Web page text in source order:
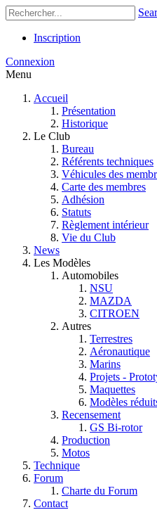
Inscription
Connexion
Menu
Accueil
Présentation
Historique
Le Club
Bureau
Référents techniques
Véhicules des
Carte des membres
Adhésion
Statuts
Règlement intérieur
Vie du Club
News
Les Modèles
Automobiles
NSU
MAZDA
CITROEN
Autres
Terrestres
Aéronautique
Marins
Projets -
Maquettes
Modèles
Recensement
GS Bi-rotor
Production
Motos
Technique
Forum
Charte du Forum
Contact